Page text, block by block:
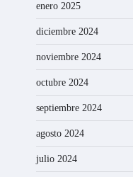
enero 2025
diciembre 2024
noviembre 2024
octubre 2024
septiembre 2024
agosto 2024
julio 2024